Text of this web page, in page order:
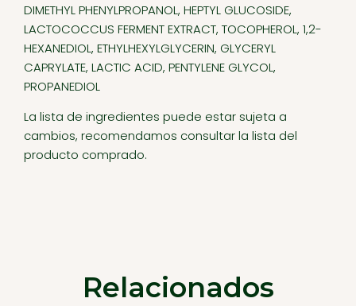
DIMETHYL PHENYLPROPANOL, HEPTYL GLUCOSIDE,
LACTOCOCCUS FERMENT EXTRACT, TOCOPHEROL, 1,2-
HEXANEDIOL, ETHYLHEXYLGLYCERIN, GLYCERYL
CAPRYLATE, LACTIC ACID, PENTYLENE GLYCOL,
PROPANEDIOL
La lista de ingredientes puede estar sujeta a
cambios, recomendamos consultar la lista del
producto comprado.
Relacionados